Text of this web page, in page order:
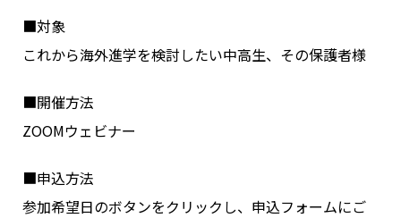
■対象
これから海外進学を検討したい中高生、その保護者様
■開催方法
ZOOMウェビナー
■申込方法
参加希望日のボタンをクリックし、申込フォームにご